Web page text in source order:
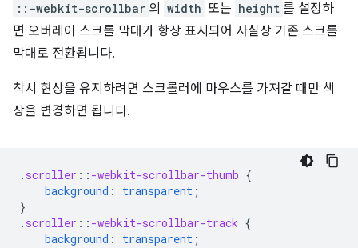
::-webkit-scrollbar 의 width 또는 height 를 설정하
면 오버레이 스크롤 막대가 항상 표시되어 사실상 기존 스크롤
막대로 전환됩니다.
착시 현상을 유지하려면 스크롤러에 마우스를 가져갈 때만 색
상을 변경하면 됩니다.
. scroller :: -webkit-scrollbar-thumb {
background : transparent ;
}
. scroller :: -webkit-scrollbar-track {
background : transparent ;